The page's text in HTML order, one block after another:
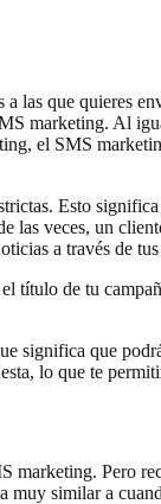
las que quieres
marketing. Al
el SMS
Esto
las veces, un
a través de
título de tu
significa que
lo que te
Pero
similar a